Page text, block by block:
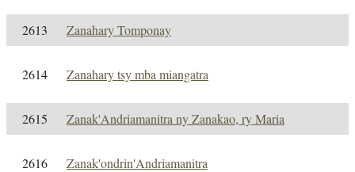
2613 Zanahary Tomponay
2614 Zanahary tsy mba miangatra
2615 Zanak'Andriamanitra ny Zanakao, ry Maria
2616 Zanak'ondrin'Andriamanitra